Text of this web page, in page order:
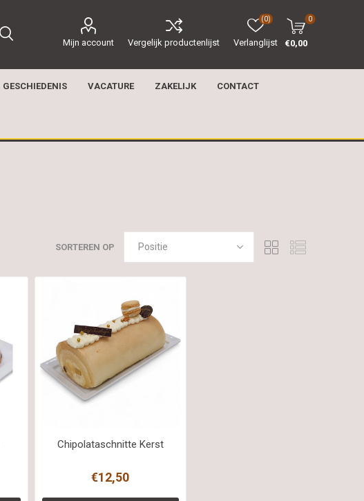
Mijn account Vergelijk productenlijst Verlanglijst
(0) 0
€0,00
GESCHIEDENIS VACATURE ZAKELIJK CONTACT
SORTEREN OP
Chipolataschnitte Kerst
€12,50